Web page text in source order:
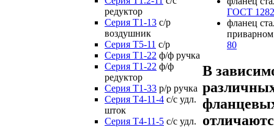
редуктор
Серия Т1-13 с/р
воздушник
Серия T5-11 с/р
Серия Т1-22 ф/ф ручка
Серия Т1-22 ф/ф
редуктор
Серия T1-33 р/р ручка
Серия Т4-11-4 с/с удл.
шток
Серия Т4-11-5 с/с удл.
ГОСТ
фланец
80
В